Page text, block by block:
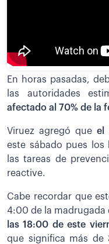
En horas pasadas,
las autoridades
afectado al 70% de la
Viruez agregó queel
este sábado pues los
las tareas de
reactive.
Cabe recordar que
4:00 de la madrugada
las 18:00 de este
que significa más de